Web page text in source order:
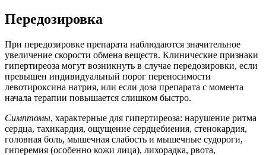
Передозировка
При передозировке препарата наблюдаются значительное
увеличение скорости обмена веществ. Клинические признаки
гипертиреоза могут возникнуть в случае передозировки, если
превышен индивидуальный порог переносимости
левотироксина натрия, или если доза препарата с момента
начала терапии повышается слишком быстро.
Симптомы, характерные для гипертиреоза: нарушение ритма
сердца, тахикардия, ощущение сердцебиения, стенокардия,
головная боль, мышечная слабость и мышечные судороги,
гиперемия (особенно кожи лица), лихорадка, рвота,